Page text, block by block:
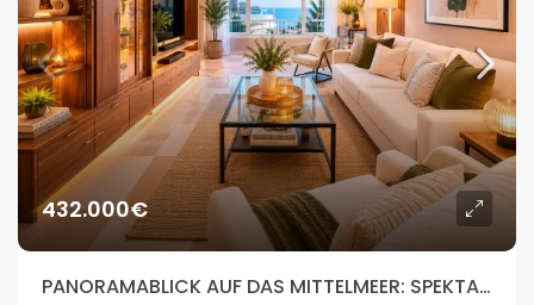
432.000€
PANORAMABLICK AUF DAS MITTELMEER: SPEKTAKULÄRE WOHNUNG IN PALMA DE MALLORCA